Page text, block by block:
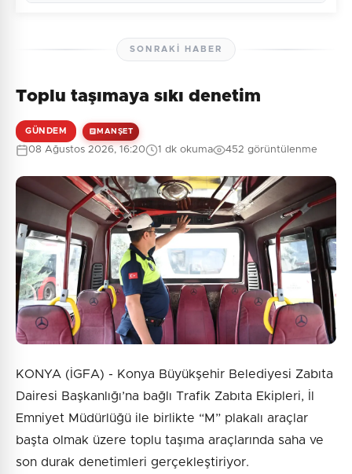
0/2000
Güvenlik Sorusu:
2 + 5 = ?
Gönder
Henüz yorum yapılmamış. İlk yorumu siz yapın!
SONRAKI HABER
Toplu taşımaya sıkı denetim
GÜNDEM MANŞET
08 Ağustos 2026, 16:20 1 dk okuma 452 görüntülenme
KONYA (İGFA) - Konya Büyükşehir Belediyesi Zabıta
Dairesi Başkanlığı’na bağlı Trafik Zabıta Ekipleri, İl
Emniyet Müdürlüğü ile birlikte “M” plakalı araçlar
başta olmak üzere toplu taşıma araçlarında saha ve
son durak denetimleri gerçekleştiriyor.